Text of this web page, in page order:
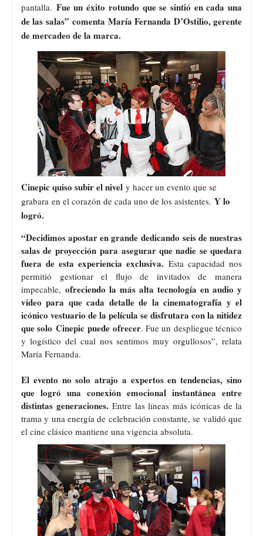
pantalla. Fue un éxito rotundo que se sintió en cada una
de las salas” comenta María Fernanda D’Ostilio, gerente
de mercadeo de la marca.
Cinepic quiso subir el nivel y hacer un evento que se
grabara en el corazón de cada uno de los asistentes. Y lo
logró.
“Decidimos apostar en grande dedicando seis de nuestras
salas de proyección para asegurar que nadie se quedara
fuera de esta experiencia exclusiva. Esta capacidad nos
permitió gestionar el flujo de invitados de manera
impecable, ofreciendo la más alta tecnología en audio y
video para que cada detalle de la cinematografía y el
icónico vestuario de la película se disfrutara con la nitidez
que solo Cinepic puede ofrecer. Fue un despliegue técnico
y logístico del cual nos sentimos muy orgullosos”, relata
María Fernanda.
El evento no solo atrajo a expertos en tendencias, sino
que logró una conexión emocional instantánea entre
distintas generaciones. Entre las líneas más icónicas de la
trama y una energía de celebración constante, se validó que
el cine clásico mantiene una vigencia absoluta.